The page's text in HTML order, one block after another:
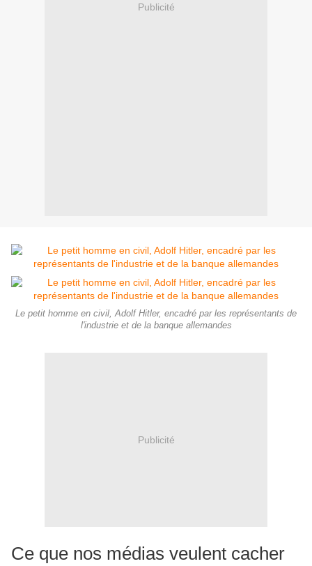
Publicité
Le petit homme en civil, Adolf Hitler, encadré par les représentants de
l'industrie et de la banque allemandes
Publicité
Ce que nos médias veulent cacher